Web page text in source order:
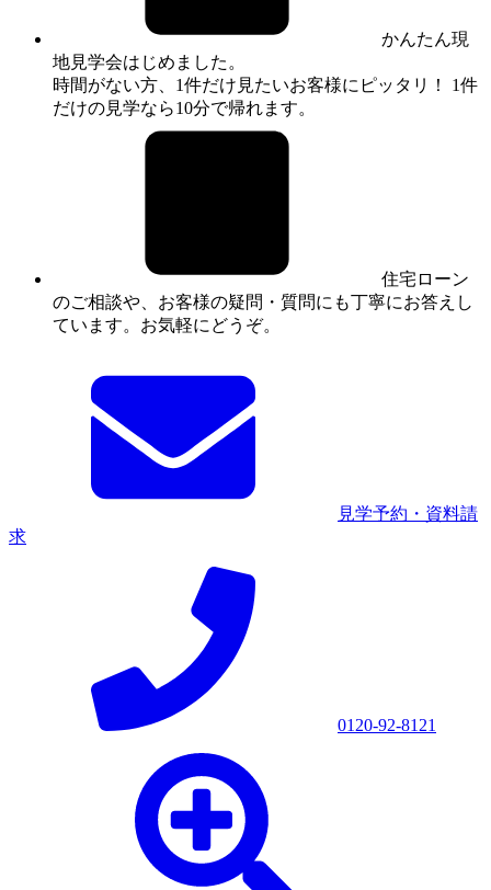
かんたん現
地見学会はじめました。
時間がない方、1件だけ見たいお客様にピッタリ！ 1件
だけの見学なら10分で帰れます。
住宅ローン
のご相談や、お客様の疑問・質問にも丁寧にお答えし
ています。お気軽にどうぞ。
見学予約・資料請
求
0120-92-8121